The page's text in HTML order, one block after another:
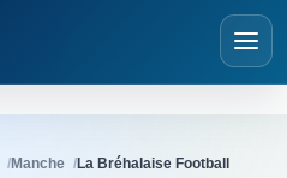
Manche La Bréhalaise Football